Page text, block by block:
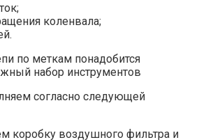
коленвала;
по меткам понадобится
набор инструментов
согласно следующей
коробку воздушного фильтра и